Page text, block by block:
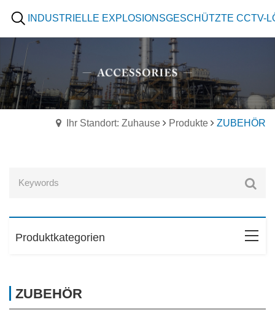
INDUSTRIELLE EXPLOSIONSGESCHÜTZTE CCTV-
Ihr Standort: Zuhause Produkte ZUBEHÖR
Produktkategorien
ZUBEHÖR